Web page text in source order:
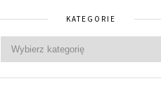
KATEGORIE